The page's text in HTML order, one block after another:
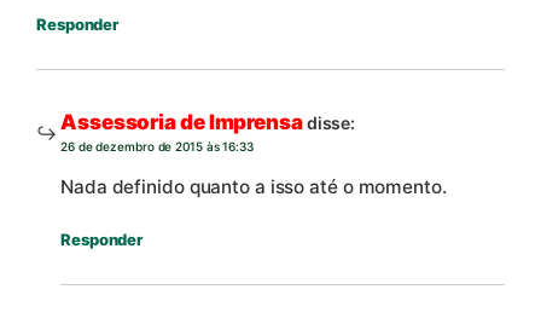
Responder
Assessoria de Imprensadisse:
26 de dezembro de 2015 às 16:33
Nada definido quanto a isso até o momento.
Responder